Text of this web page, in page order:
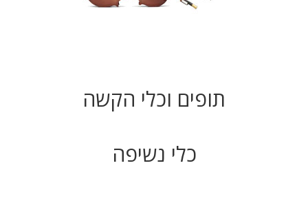
תופים וכלי הקשה
כלי נשיפה